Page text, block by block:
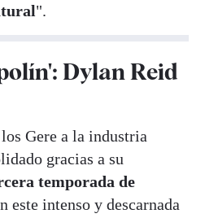
".
Dylan Reid
Gere a la industria
gracias a su
temporada de
este intenso y descarnada